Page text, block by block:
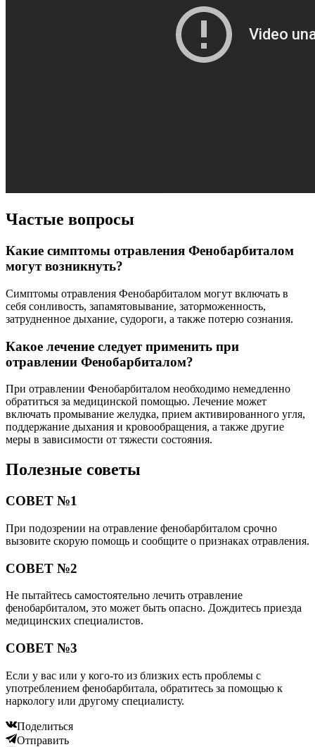
Частые вопросы
Какие симптомы отравления Фенобарбиталом
могут возникнуть?
Симптомы отравления Фенобарбиталом могут включать в
себя сонливость, запамятовывание, заторможенность,
затрудненное дыхание, судороги, а также потерю сознания.
Какое лечение следует применить при
отравлении Фенобарбиталом?
При отравлении Фенобарбиталом необходимо немедленно
обратиться за медицинской помощью. Лечение может
включать промывание желудка, прием активированного угля,
поддержание дыхания и кровообращения, а также другие
меры в зависимости от тяжести состояния.
Полезные советы
СОВЕТ №1
При подозрении на отравление фенобарбиталом срочно
вызовите скорую помощь и сообщите о признаках отравления.
СОВЕТ №2
Не пытайтесь самостоятельно лечить отравление
фенобарбиталом, это может быть опасно. Дождитесь приезда
медицинских специалистов.
СОВЕТ №3
Если у вас или у кого-то из близких есть проблемы с
употреблением фенобарбитала, обратитесь за помощью к
наркологу или другому специалисту.
Поделиться
Отправить